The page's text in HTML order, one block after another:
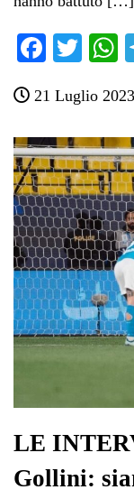
Fa
bo
ok
T
tte
r
ts
21 Luglio 2023
LE
Gollini: